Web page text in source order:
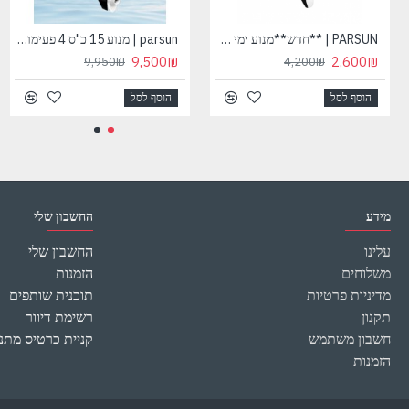
ClimAir
אחריות - 3 שנים על המדחס
PARSUN | **חדש**מנוע ימי 2.6 כ"ס 4 פעימות ברך קצרה כולל הילוך קידמי וניוטרל דגםF2.6BMS פרסון מקורי
2,600₪
4,200₪
הוסף לסל
parsun | מנוע 15 כ"ס 4 פעימות ברך ארוכה מנוע ימי לסירה תוצרת פרסון דגם F15BML פרסון מקורי
9,500₪
9,950₪
הוסף לסל
מידע
עלינו
משלוחים
מדיניות פרטיות
תקנון
חשבון משתמש
הזמנות
החשבון שלי
החשבון שלי
הזמנות
תוכנית שותפים
רשימת דיוור
קניית כרטיס